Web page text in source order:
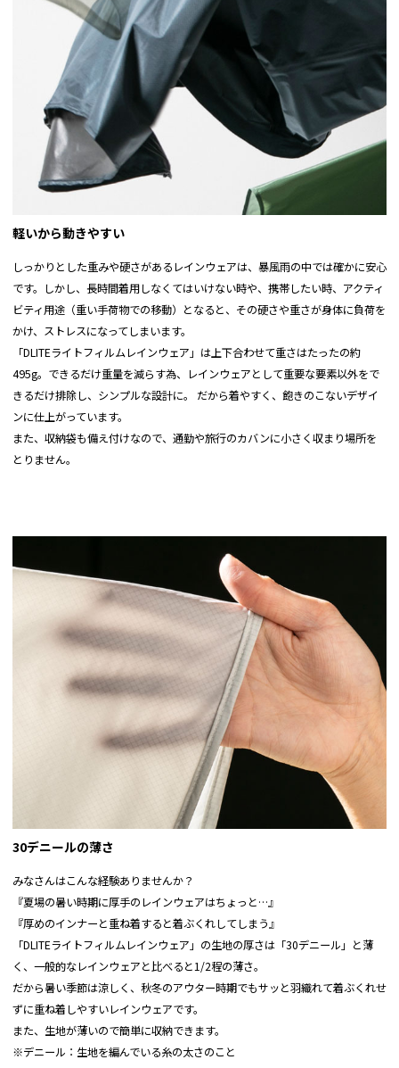
2,000g/㎡・24h
3〜4級の超撥水
ファンクショ
ン：
フードアジャスター/ハイネックカバー/W Zip(止水
ファスナー)/ロングスリーブ/サイドポケット/収納
袋/リフレクター/フィッシュテール
モデル身長： メンズ177cm(Lサイズ)/レディース158cm(Mサイズ)
Sサイズ(150cm〜)/Mサイズ(160cm〜)/Lサイズ
(170cm〜)/XLサイズ(180cm〜)/XXLサイズ
96 98
バスト 58 60 66
裄丈 84 86 90.5 92
※サイズ表記は商品実物の実寸となります。
すべて手作業にて採寸を行っている為、若干の誤差が生じる場合があります。
軽いから動きやすい
しっかりとした重みや硬さがあるレインウェアは、暴風雨の中では確かに安心
です。しかし、長時間着用しなくてはいけない時や、携帯したい時、アクティ
ビティ用途（重い手荷物での移動）となると、その硬さや重さが身体に負荷を
かけ、ストレスになってしまいます。
「DLITEライトフィルムレインウェア」は上下合わせて重さはたったの約
495g。できるだけ重量を減らす為、レインウェアとして重要な要素以外をで
きるだけ排除し、シンプルな設計に。 だから着やすく、飽きのこないデザイ
ンに仕上がっています。
また、収納袋も備え付けなので、通勤や旅行のカバンに小さく収まり場所を
とりません。
30デニールの薄さ
みなさんはこんな経験ありませんか？
『夏場の暑い時期に厚手のレインウェアはちょっと…』
『厚めのインナーと重ね着すると着ぶくれしてしまう』
「DLITEライトフィルムレインウェア」の生地の厚さは「30デニール」と薄
く、一般的なレインウェアと比べると1/2程の薄さ。
だから暑い季節は涼しく、秋冬のアウター時期でもサッと羽織れて着ぶくれせ
ずに重ね着しやすいレインウェアです。
また、生地が薄いので簡単に収納できます。
※デニール：生地を編んでいる糸の太さのこと